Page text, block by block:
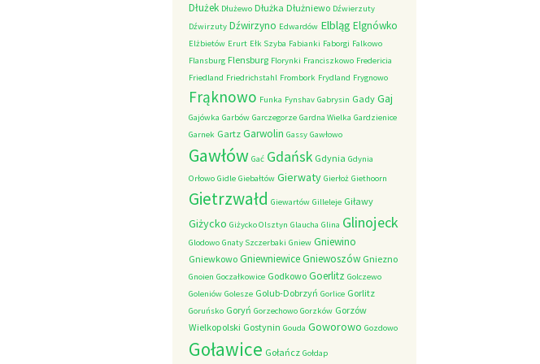
Dłużek Dłużewo Dłużka Dłużniewo Dźwierzuty
Dźwirzuty Dźwirzyno Edwardów Elbląg Elgnówko
Elżbietów Erurt Ełk Szyba Fabianki Faborgi Falkowo
Flansburg Flensburg Florynki Franciszkowo Fredericia
Friedland Friedrichstahl Frombork Frydland Frygnowo
Frąknowo Funka Fynshav Gabrysin Gady Gaj
Gajówka Garbów Garczegorze Gardna Wielka Gardzienice
Garnek Gartz Garwolin Gassy Gawłowo
Gawłów Gać Gdańsk Gdynia Gdynia
Orłowo Gidle Giebałtów Gierwaty Gierłoż Giethoorn
Gietrzwałd Giewartów Gilleleje Giławy
Giżycko Giżycko Olsztyn Glaucha Glina Glinojeck
Glodowo Gnaty Szczerbaki Gniew Gniewino
Gniewkowo GniewniewiceGniewoszów Gniezno
Gnoien Goczałkowice Godkowo Goerlitz Golczewo
Goleniów Golesze Golub-Dobrzyń Gorlice Gorlitz
Goruńsko Goryń Gorzechowo Gorzków Gorzów
Wielkopolski Gostynin Gouda Goworowo Gozdowo
Goławice Gołańcz Gołdap